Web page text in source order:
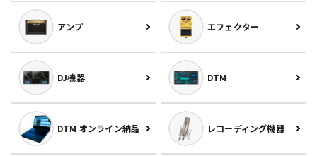
アンプ エフェクター
DJ機器 DTM
DTM オンライン納品 レコーディング機器